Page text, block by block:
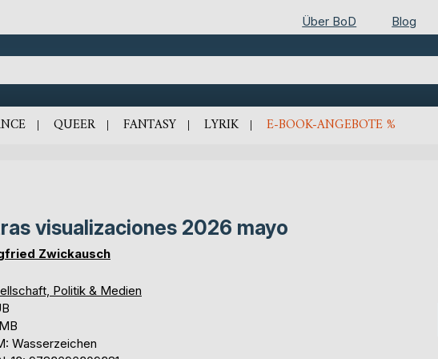
Über BoD Blog
QUEER FANTASY LYRIK E-BOOK-ANGEBOTE %
visualizaciones 2026 mayo
Zwickausch
Politik & Medien
Wasserzeichen